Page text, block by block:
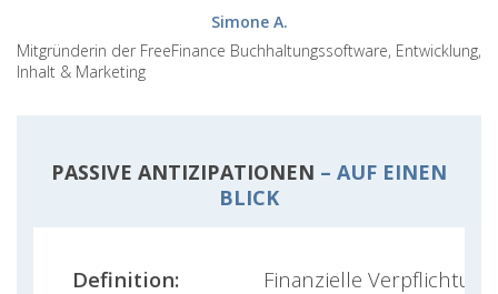
Simone A.
Mitgründerin der FreeFinance Buchhaltungssoftware, Entwicklung,
Inhalt & Marketing
PASSIVE ANTIZIPATIONEN – AUF EINEN
BLICK
Definition:
Finanzielle